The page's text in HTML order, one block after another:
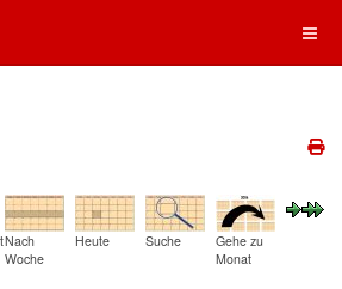
Nach
Woche
Heute Suche
Gehe zu
Monat